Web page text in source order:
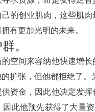
的创业肌肉，这些肌
有更加光明的未来。
。
空间来容纳他快速增
扩张，但他都拒绝了。
资金，因此他决定发
此他预先获得了大量